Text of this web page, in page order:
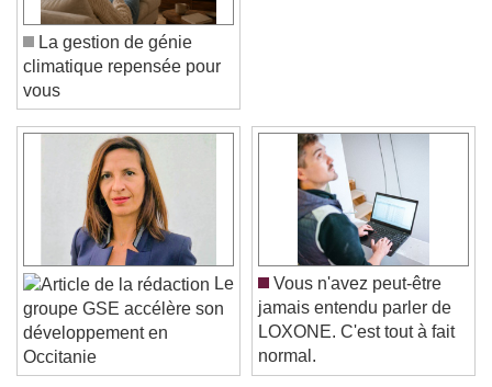
Video Player is loading.
Play Video
Play
Skip Backward
Skip Forward
Unmute
Current Time
/
Duration-:-
La gestion de génie
climatique repensée pour
vous
groupe GSE accélère son
développement en
Occitanie
Vous n'avez peut-être
jamais entendu parler de
LOXONE. C'est tout à fait
normal.